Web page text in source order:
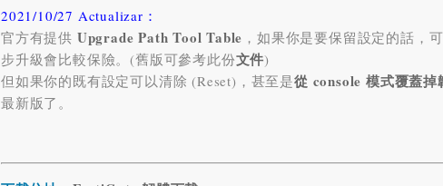
2021/10/27 Actualizar：
官方有提供 Upgrade Path Tool Table ，如果你是要保留設定的話 ，
步升級會比較保險。(舊版可參考此份文件)
但如果你的既有設定可以清除 (Reset)， 甚至是從 console 模式覆蓋掉
最新版了 。